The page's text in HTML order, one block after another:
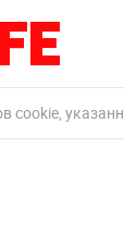
cookie,